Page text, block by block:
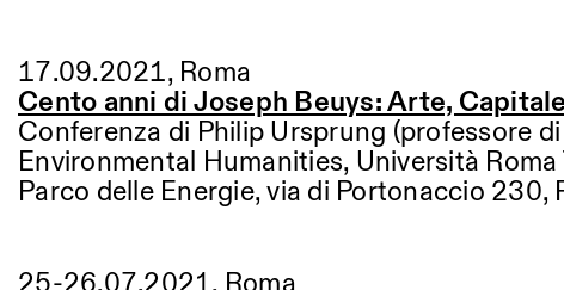
17.09.2021, Roma
Cento anni di Joseph Beuys: Arte,
Conferenza di Philip Ursprung (professore
Environmental Humanities, Università Roma
Parco delle Energie, via di Portonaccio 230,